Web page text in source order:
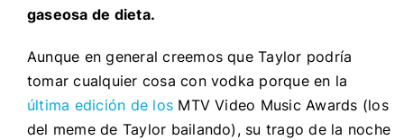
gaseosa de dieta.
Aunque en general creemos que Taylor podría
tomar cualquier cosa con vodka porque en la
última edición de los MTV Video Music Awards (los
del meme de Taylor bailando), su trago de la noche